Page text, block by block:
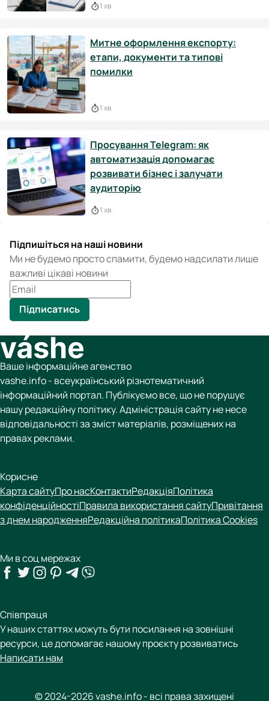
1 хв
Митне оформлення експорту:
етапи, документи та типові
помилки
1 хв
Просування Telegram: як
автоматизація допомагає
розвивати бізнес і залучати
аудиторію
1 хв
Підпишіться на наші новини
Ми не будемо просто спамити, будемо надсилати лише
важливі цікаві новини
Підписатись
Ваше інформаційне агенство
vashe.info - всеукраїнський різнотематичний
інформаційний портал. Публікуємо все, що не порушує
нашу редакційну політику. Адміністрація сайту не несе
відповідальності за зміст матеріалів, розміщених на
правах реклами.
Корисне
Карта сайтуПро насКонтактиРедакціяПолітика
конфіденційностіПравила використання сайтуПривітання
з днем народженняРедакційна політикаПолітика Cookies
Ми в соц мережах
Співпраця
У наших статтях можуть бути посилання на зовнішні
ресурси, це допомагає нашому проєкту розвиватись
Написати нам
© 2024-2026 vashe.info - всі права захищені